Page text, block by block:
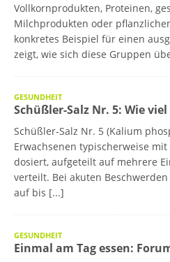
Vollkornprodukten, Proteinen,
Milchprodukten oder
konkretes Beispiel für einen
zeigt, wie sich diese Gruppen
GESUNDHEIT
Schüßler-Salz Nr. 5: Wie viel
Schüßler-Salz Nr. 5 (Kalium
Erwachsenen typischerweise
dosiert, aufgeteilt auf mehrere
verteilt. Bei akuten
auf bis [...]
GESUNDHEIT
Einmal am Tag essen: